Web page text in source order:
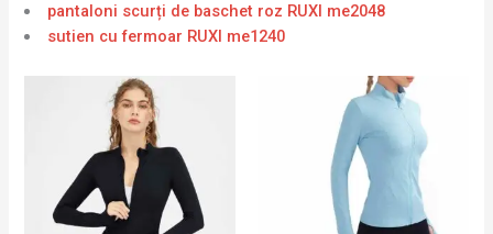
pantaloni scurți de baschet roz RUXI me2048
sutien cu fermoar RUXI me1240